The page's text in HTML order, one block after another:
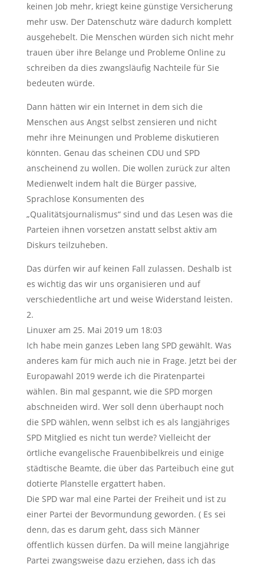
keinen Job mehr, kriegt keine günstige Versicherung
mehr usw. Der Datenschutz wäre dadurch komplett
ausgehebelt. Die Menschen würden sich nicht mehr
trauen über ihre Belange und Probleme Online zu
schreiben da dies zwangsläufig Nachteile für Sie
bedeuten würde.
Dann hätten wir ein Internet in dem sich die
Menschen aus Angst selbst zensieren und nicht
mehr ihre Meinungen und Probleme diskutieren
könnten. Genau das scheinen CDU und SPD
anscheinend zu wollen. Die wollen zurück zur alten
Medienwelt indem halt die Bürger passive,
Sprachlose Konsumenten des
„Qualitätsjournalismus“ sind und das Lesen was die
Parteien ihnen vorsetzen anstatt selbst aktiv am
Diskurs teilzuheben.
Das dürfen wir auf keinen Fall zulassen. Deshalb ist
es wichtig das wir uns organisieren und auf
verschiedentliche art und weise Widerstand leisten.
Linuxer am 25. Mai 2019 um 18:03
Ich habe mein ganzes Leben lang SPD gewählt. Was
anderes kam für mich auch nie in Frage. Jetzt bei der
Europawahl 2019 werde ich die Piratenpartei
wählen. Bin mal gespannt, wie die SPD morgen
abschneiden wird. Wer soll denn überhaupt noch
die SPD wählen, wenn selbst ich es als langjähriges
SPD Mitglied es nicht tun werde? Vielleicht der
örtliche evangelische Frauenbibelkreis und einige
städtische Beamte, die über das Parteibuch eine gut
dotierte Planstelle ergattert haben.
Die SPD war mal eine Partei der Freiheit und ist zu
einer Partei der Bevormundung geworden. ( Es sei
denn, das es darum geht, dass sich Männer
öffentlich küssen dürfen. Da will meine langjährige
Partei zwangsweise dazu erziehen, dass ich das